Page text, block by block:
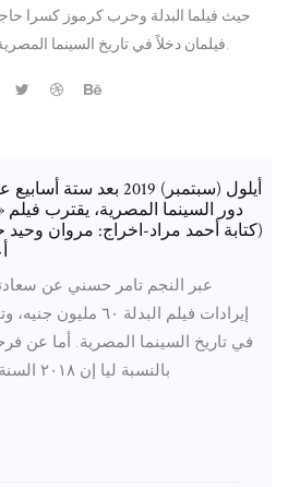
حيث فيلما البدلة وحرب كرموز كسرا
(كتابة أحمد مراد-اخراج: مروان
عبر النجم تامر حسني عن
إيرادات فيلم البدلة ٦٠
في تاريخ السينما المصرية. أما عن
بالنسبة ليا إن ٢٠١٨ السنة اللي شفت فيها